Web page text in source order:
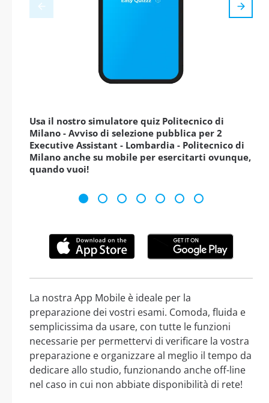
Usa il nostro simulatore quiz Politecnico di
Milano - Avviso di selezione pubblica per 2
Executive Assistant - Lombardia - Politecnico di
Milano anche su mobile per esercitarti ovunque,
quando vuoi!
La nostra App Mobile è ideale per la
preparazione dei vostri esami. Comoda, fluida e
semplicissima da usare, con tutte le funzioni
necessarie per permettervi di verificare la vostra
preparazione e organizzare al meglio il tempo da
dedicare allo studio, funzionando anche off-line
nel caso in cui non abbiate disponibilità di rete!